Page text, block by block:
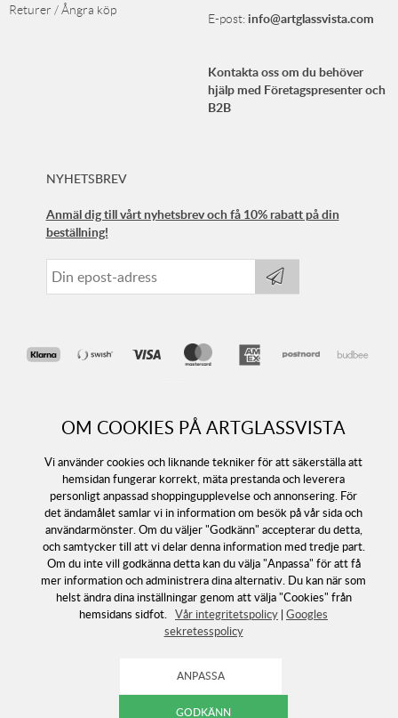
OM COOKIES PÅ ARTGLASSVISTA
Vi använder cookies och liknande tekniker för att säkerställa att
hemsidan fungerar korrekt, mäta prestanda och leverera
personligt anpassad shoppingupplevelse och annonsering. För
det ändamålet samlar vi in information om besök på vår sida och
användarmönster. Om du väljer "Godkänn" accepterar du detta,
och samtycker till att vi delar denna information med tredje part.
Om du inte vill godkänna detta kan du välja "Anpassa" för att få
mer information och administrera dina alternativ. Du kan när som
helst ändra dina inställningar genom att välja "Cookies" från
hemsidans sidfot. Vår integritetspolicy | Googles
sekretesspolicy
Returer / Ångra köp
E-post:info@artglassvista.com
Kontakta oss om du behöver
hjälp med Företagspresenter och
B2B
NYHETSBREV
Anmäl dig till vårt nyhetsbrev och få 10% rabatt på din
beställning!
Följ oss